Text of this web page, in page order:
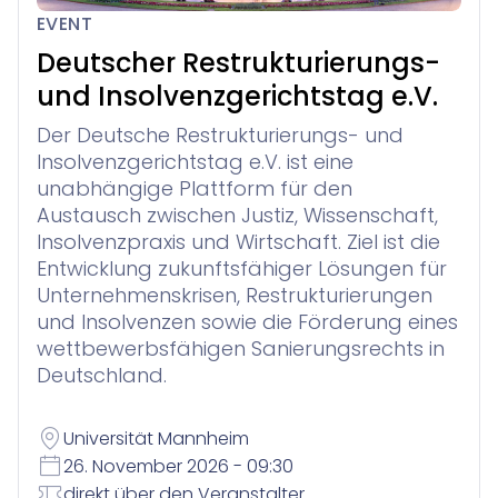
New Matter Intake
Wissensmanagement
Contract Lifecycle Management
Interessenkonfliktprüfung
Forderungsanmeldung für Gläubiger
Zeiterfassung und Abrechnung
Digitale Insolvenzverwaltung & Kommunikation
Winjur
Insolvenzverwaltung
Winsolvenz
für Insolvenzkanzleien
InsO-Up
vereinfachte Verwaltung von
GIS
Ihr digitales Gläubigerinformations­system
Rechtsabteilungen & Unternehmen
Entdecken
Veranstaltungen
Webinare
Downloads
Referenzen
Presse
Blog
Akademie
Jetzt Kontaktieren
Sie finden nicht, was Sie gerade brauchen?
Über Uns
Unternehmen
Karriere
Kontakt
Support
Lexolution
Winsolvenz
Winjur
Winmacs
EVENT
Deutscher Restrukturierungs-
und Insolvenzgerichtstag e.V.
Der Deutsche Restrukturierungs- und
Insolvenzgerichtstag e.V. ist eine
unabhängige Plattform für den
Austausch zwischen Justiz, Wissenschaft,
Insolvenzpraxis und Wirtschaft. Ziel ist die
Entwicklung zukunftsfähiger Lösungen für
Unternehmenskrisen, Restrukturierungen
und Insolvenzen sowie die Förderung eines
wettbewerbsfähigen Sanierungsrechts in
Deutschland.
Universität Mannheim
26. November 2026 - 09:30